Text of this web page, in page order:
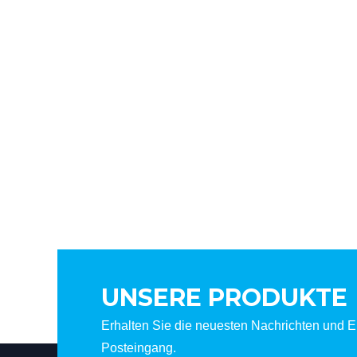
UNSERE PRODUKTE
Erhalten Sie die neuesten Nachrichten und
Posteingang.